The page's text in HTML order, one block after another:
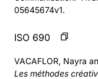
05645674v1.
ISO 690
VACAFLOR, Nayra
Les méthodes